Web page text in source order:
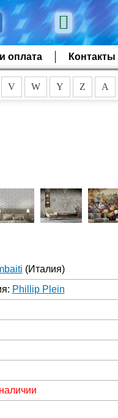
оплата Контакты
V W Y Z А
(Италия)
Phillip Plein